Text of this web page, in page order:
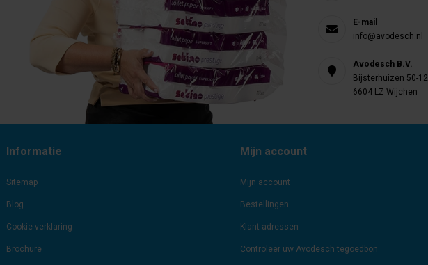
E-mail
info@avodesch.nl
Avodesch B.V.
Bijsterhuizen 50-12
6604 LZ Wijchen
Informatie
Sitemap
Blog
Cookie verklaring
Brochure
Mijn account
Mijn account
Bestellingen
Klant adressen
Controleer uw Avodesch tegoedbon